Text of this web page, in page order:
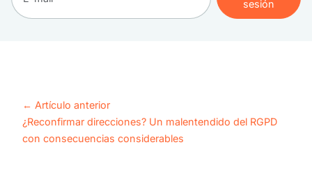
sesión
← Artículo anterior
¿Reconfirmar direcciones? Un malentendido del RGPD
con consecuencias considerables